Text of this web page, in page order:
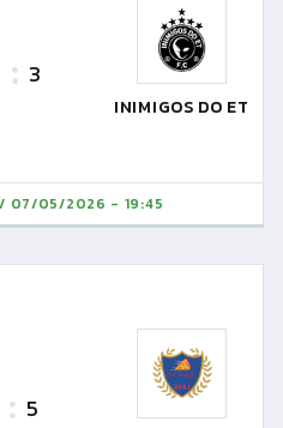
3
INIMIGOS DO ET
07/05/2026 - 19:45
5